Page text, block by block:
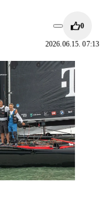
0
2026.06.15. 07:13